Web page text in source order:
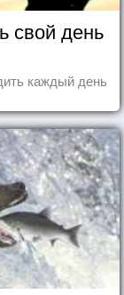
свой день
каждый день